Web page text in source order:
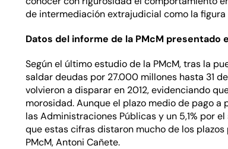
de intermediación extrajudicial como la
Datos del informe de la PMcM presentado
Según el último estudio de la PMcM, tras la
saldar deudas por 27.000 millones hasta 31
volvieron a disparar en 2012, evidenciando
morosidad. Aunque el plazo medio de pago a
las Administraciones Públicas y un 5,1% por
que estas cifras distaron mucho de los
PMcM, Antoni Cañete.